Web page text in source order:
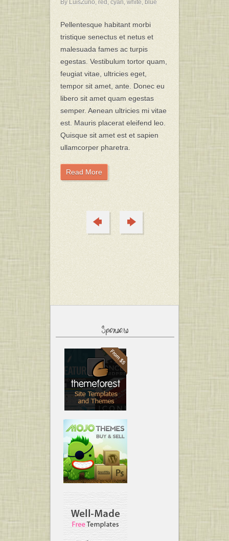
By LuisZuno, red , cyan, white, blue
Pellentesque habitant morbi
tristique senectus et netus et
malesuada fames ac turpis
egestas. Vestibulum tortor quam,
feugiat vitae, ultricies eget,
tempor sit amet, ante. Donec eu
libero sit amet quam egestas
semper. Aenean ultricies mi vitae
est. Mauris placerat eleifend leo.
Quisque sit amet est et sapien
ullamcorper pharetra.
Read More
Sponsors